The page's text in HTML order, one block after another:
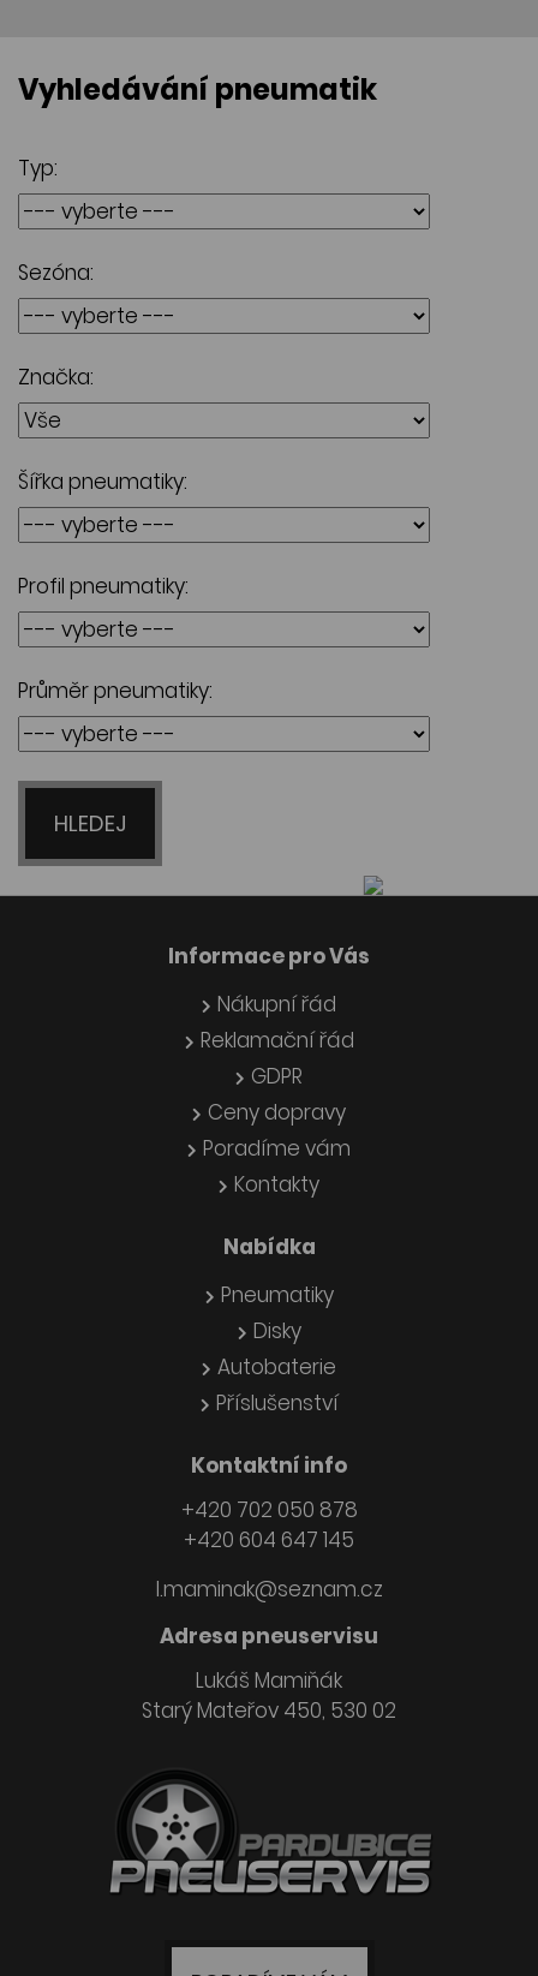
Vyhledávání pneumatik
Typ:
Sezóna:
Značka:
Šířka pneumatiky:
Profil pneumatiky:
Průměr pneumatiky:
HLEDEJ
Informace pro Vás
Nákupní řád
Reklamační řád
GDPR
Ceny dopravy
Poradíme vám
Kontakty
Nabídka
Pneumatiky
Disky
Autobaterie
Příslušenství
Kontaktní info
+420 702 050 878
+420 604 647 145
l.maminak@seznam.cz
Adresa pneuservisu
Lukáš Mamiňák
Starý Mateřov 450, 530 02